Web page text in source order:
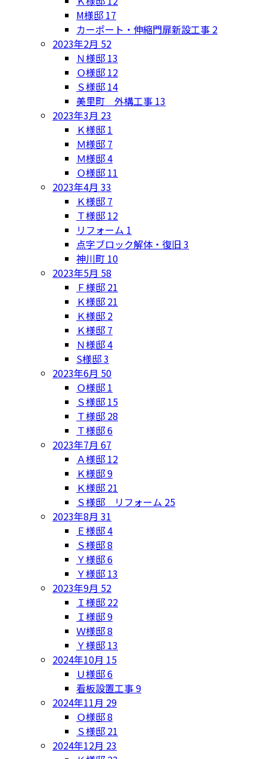
M様邸 17
カーポート・伸縮門扉新設工事 2
2023年2月 52
Ｎ様邸 13
Ｏ様邸 12
Ｓ様邸 14
美里町 外構工事 13
2023年3月 23
Ｋ様邸 1
Ｍ様邸 7
Ｍ様邸4
Ｏ様邸 11
2023年4月 33
Ｋ様邸 7
Ｔ様邸 12
リフォーム 1
点字ブロック解体・復旧 3
神川町 10
2023年5月 58
Ｆ様邸 21
Ｋ様邸 21
Ｋ様邸 2
Ｋ様邸 7
Ｎ様邸4
S様邸3
2023年6月 50
Ｏ様邸 1
Ｓ様邸 15
Ｔ様邸 28
Ｔ様邸6
2023年7月 67
Ａ様邸 12
Ｋ様邸9
Ｋ様邸 21
Ｓ様邸 リフォーム 25
2023年8月 31
Ｅ様邸4
Ｓ様邸8
Ｙ様邸6
Ｙ様邸 13
2023年9月 52
Ｉ様邸 22
Ｉ様邸9
Ｗ様邸8
Ｙ様邸 13
2024年10月 15
Ｕ様邸6
看板設置工事9
2024年11月 29
Ｏ様邸8
Ｓ様邸 21
2024年12月 23